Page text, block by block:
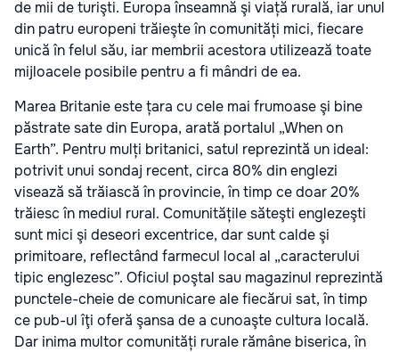
de mii de turişti. Europa înseamnă şi viață rurală, iar unul
din patru europeni trăieşte în comunități mici, fiecare
unică în felul său, iar membrii acestora utilizează toate
mijloacele posibile pentru a fi mândri de ea.
Marea Britanie este țara cu cele mai frumoase şi bine
păstrate sate din Europa, arată portalul „When on
Earth”. Pentru mulți britanici, satul reprezintă un ideal:
potrivit unui sondaj recent, circa 80% din englezi
visează să trăiască în provincie, în timp ce doar 20%
trăiesc în mediul rural. Comunitățile săteşti englezeşti
sunt mici şi deseori excentrice, dar sunt calde şi
primitoare, reflectând farmecul local al „caracterului
tipic englezesc”. Oficiul poştal sau magazinul reprezintă
punctele-cheie de comunicare ale fiecărui sat, în timp
ce pub-ul îţi oferă şansa de a cunoaşte cultura locală.
Dar inima multor comunități rurale rămâne biserica, în